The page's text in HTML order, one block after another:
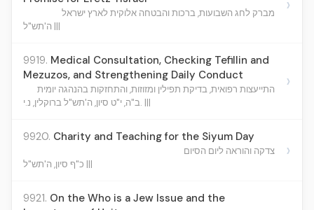
מברק לחג השבועות, ברכות והבטחה אלוקית לארץ ישראל
ה'תש"ל |||
›
9919. Medical Consultation, Checking Tefillin and
Mezuzos, and Strengthening Daily Conduct
התייעצות רפואית, בדיקת תפילין ומזוזות, והתחזקות בהנהגה יומית
ב"ה, י"ט סיון, ה'תש"ל ברוקלין, נ.י. |||
›
9920. Charity and Teaching for the Siyum Day
צדקה והוראה ליום הסיום
כ"ף סיון, ה'תש"ל |||
›
9921. On the Who is a Jew Issue and the